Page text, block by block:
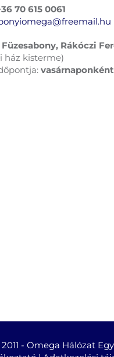
70 615 0061
Rákóczi
ház kisterme)
- Omega Hálózat